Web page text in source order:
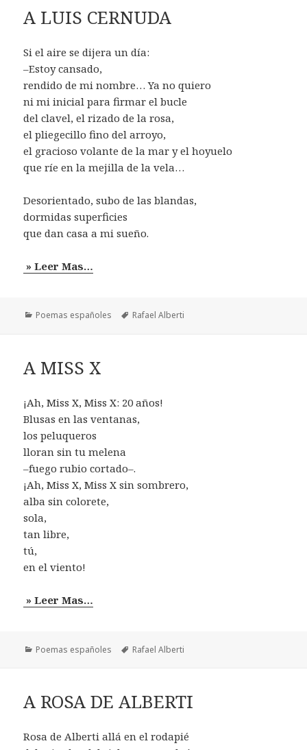
A LUIS CERNUDA
Si el aire se dijera un día:
–Estoy cansado,
rendido de mi nombre… Ya no quiero
ni mi inicial para firmar el bucle
del clavel, el rizado de la rosa,
el pliegecillo fino del arroyo,
el gracioso volante de la mar y el hoyuelo
que ríe en la mejilla de la vela…
Desorientado, subo de las blandas,
dormidas superficies
que dan casa a mi sueño.
» Leer Mas…
Categorías
Poemas españoles Etiquetas
Rafael Alberti
A MISS X
¡Ah, Miss X, Miss X: 20 años!
Blusas en las ventanas,
los peluqueros
lloran sin tu melena
–fuego rubio cortado–.
¡Ah, Miss X, Miss X sin sombrero,
alba sin colorete,
sola,
tan libre,
tú,
en el viento!
» Leer Mas…
Categorías
Poemas españoles Etiquetas
Rafael Alberti
A ROSA DE ALBERTI
Rosa de Alberti allá en el rodapié